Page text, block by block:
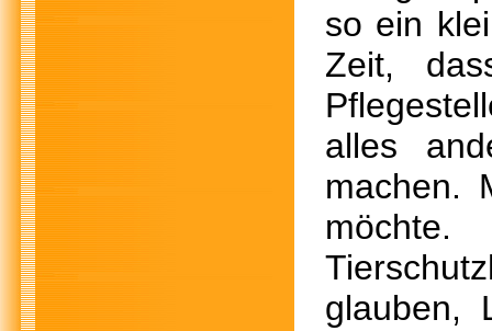
so ein
Zeit,
alles
machen.
glauben,